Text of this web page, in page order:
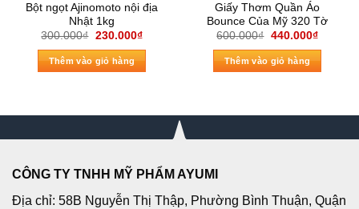
Bột ngọt Ajinomoto nội địa
Nhật 1kg
300.000₫ Giá
là:
300.000₫.
230.000₫Giá
Thêm vào giỏ hàng
Giấy Thơm Quần Áo
Bounce Của Mỹ 320 Tờ
600.000₫ Giá
là:
600.000₫.
440.000₫Giá
Thêm vào giỏ hàng
CÔNG TY TNHH MỸ PHẨM AYUMI
Địa chỉ: 58B Nguyễn Thị Thập, Phường Bình Thuận, Quận